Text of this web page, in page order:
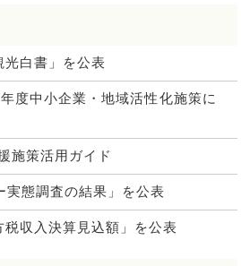
白書」を公表
度中小企業・地域活性化施策に
施策活用ガイド
態調査の結果」を公表
収入決算見込額」を公表